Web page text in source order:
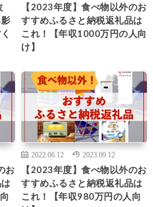
【2023年度】食べ物以外のお
すすめふるさと納税返礼品は
これ！【年収1000万円の人向
け】
お
2022.06.12 2023.09.12
【2023年度】食べ物以外のお
すすめふるさと納税返礼品は
これ！【年収980万円の人向